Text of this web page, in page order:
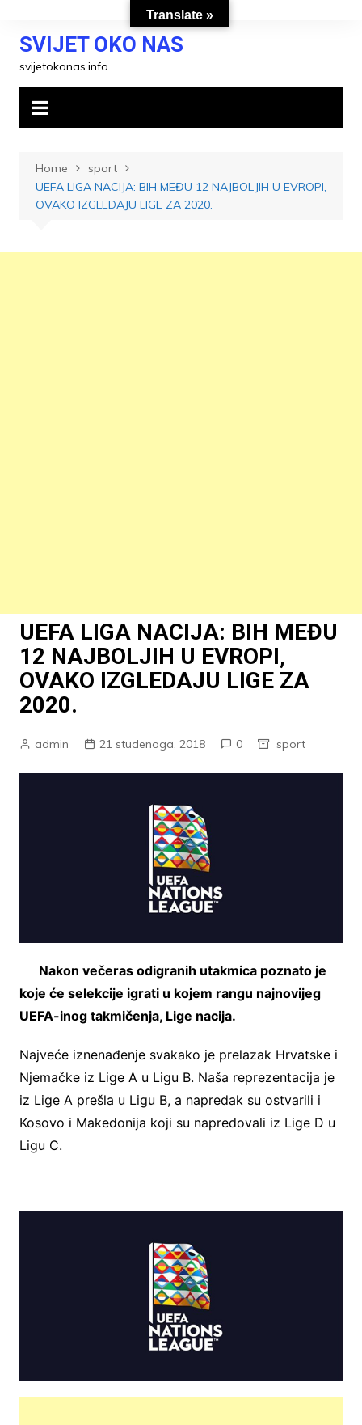
contentSVIJET OKO NAS
svijetokonas.info
Home
sport
UEFA LIGA NACIJA: BIH MEĐU 12 NAJBOLJIH U EVROPI,
OVAKO IZGLEDAJU LIGE ZA 2020.
UEFA LIGA NACIJA: BIH MEĐU
12 NAJBOLJIH U EVROPI,
OVAKO IZGLEDAJU LIGE ZA
2020.
admin 21 studenoga, 2018 0 sport
Nakon večeras odigranih utakmica poznato je
koje će selekcije igrati u kojem rangu najnovijeg
UEFA-inog takmičenja, Lige nacija.
Najveće iznenađenje svakako je prelazak Hrvatske i
Njemačke iz Lige A u Ligu B. Naša reprezentacija je
iz Lige A prešla u Ligu B, a napredak su ostvarili i
Kosovo i Makedonija koji su napredovali iz Lige D u
Ligu C.
Translate »